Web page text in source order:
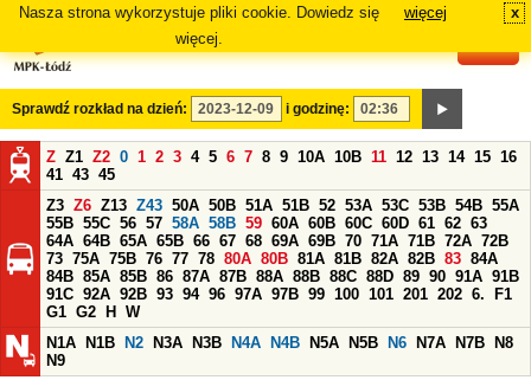
Nasza strona wykorzystuje pliki cookie. Dowiedz się
więcej.
więcej x
Sprawdź rozkład na dzień: i godzinę:
Z Z1 Z2 0 1 2 3 4 5 6 7 8 9 10A 10B 11 12 13 14 15 16
41 43 45
Z3 Z6 Z13 Z43 50A 50B 51A 51B 52 53A 53C 53B 54B 55A
55B 55C 56 57 58A 58B 59 60A 60B 60C 60D 61 62 63
64A 64B 65A 65B 66 67 68 69A 69B 70 71A 71B 72A 72B
73 75A 75B 76 77 78 80A 80B 81A 81B 82A 82B 83 84A
84B 85A 85B 86 87A 87B 88A 88B 88C 88D 89 90 91A 91B
91C 92A 92B 93 94 96 97A 97B 99 100 101 201 202 6.
F1
G1 G2 H
W
N1A
N1B N2 N3A N3B N4A N4B N5A N5B N6 N7A N7B
N8
N9